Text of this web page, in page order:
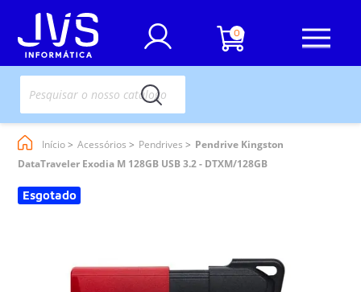
0
Início Acessórios Pendrives
Pendrive Kingston
DataTraveler Exodia M 128GB USB 3.2 - DTXM/128GB
Esgotado